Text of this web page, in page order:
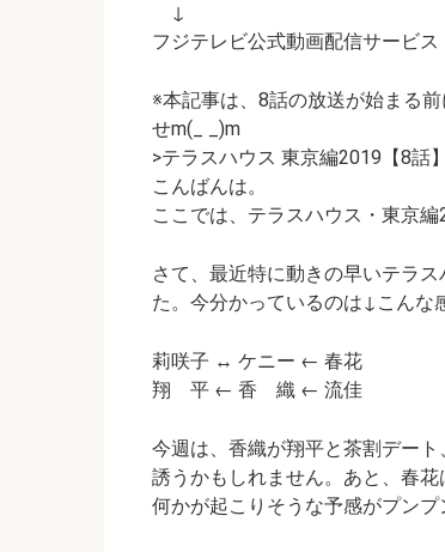
o
o
k
t
t
↓
フジテレビ公式動画配信サービス
※本記事は、8話の放送が始まる
せm(_ _)m
>テラスハウス 東京編2019【8話
こんばんは。
ここでは、テラスハウス・東京編
さて、最近特に動きの早いテラ
た。今分かっているのは↓こんな
莉咲子 ↔ ケニー ← 春花
翔 平 ← 香 織 ← 流佳
今週は、香織が翔平と茶割デー
誘うかもしれません。あと、春
何かが起こりそうな予感がプンプ